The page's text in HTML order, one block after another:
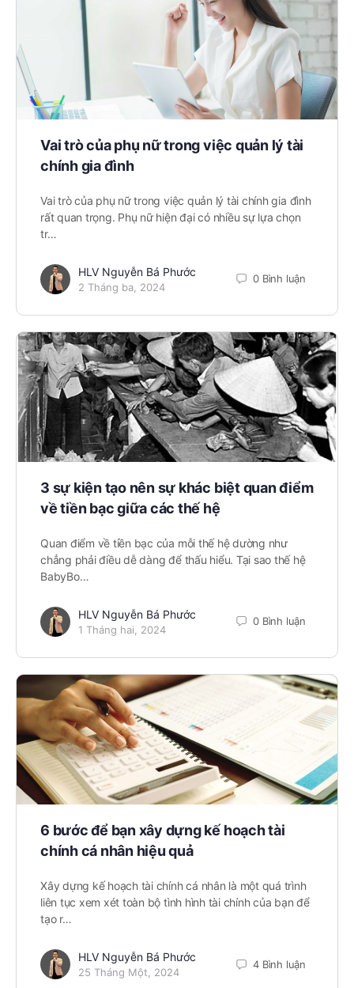
Vai trò của phụ nữ trong việc quản lý tài
chính gia đình
Vai trò của phụ nữ trong việc quản lý tài chính gia đình
rất quan trọng. Phụ nữ hiện đại có nhiều sự lựa chọn
tr…
HLV Nguyễn Bá Phước
2 Tháng ba, 2024
0 Bình luận
3 sự kiện tạo nên sự khác biệt quan điểm
về tiền bạc giữa các thế hệ
Quan điểm về tiền bạc của mỗi thế hệ dường như
chẳng phải điều dễ dàng để thấu hiểu. Tại sao thế hệ
BabyBo…
HLV Nguyễn Bá Phước
1 Tháng hai, 2024
0 Bình luận
6 bước để bạn xây dựng kế hoạch tài
chính cá nhân hiệu quả
Xây dựng kế hoạch tài chính cá nhân là một quá trình
liên tục xem xét toàn bộ tình hình tài chính của bạn để
tạo r…
HLV Nguyễn Bá Phước
25 Tháng Một, 2024
4 Bình luận